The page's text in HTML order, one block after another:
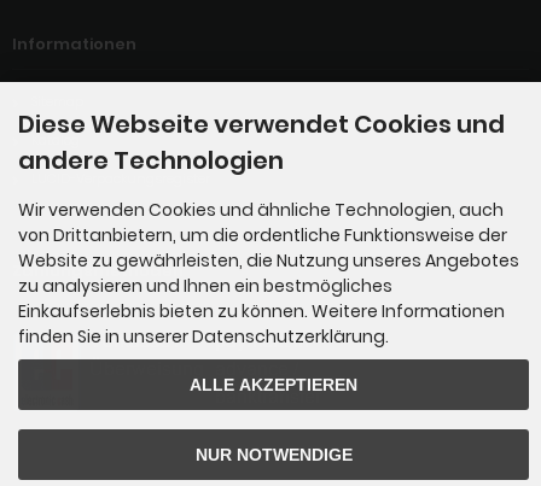
Informationen
Zahlungsmethoden
Diese Webseite verwendet Cookies und
andere Technologien
Wir verwenden Cookies und ähnliche Technologien, auch
von Drittanbietern, um die ordentliche Funktionsweise der
Website zu gewährleisten, die Nutzung unseres Angebotes
zu analysieren und Ihnen ein bestmögliches
Einkaufserlebnis bieten zu können. Weitere Informationen
finden Sie in unserer Datenschutzerklärung.
ALLE AKZEPTIEREN
NUR NOTWENDIGE